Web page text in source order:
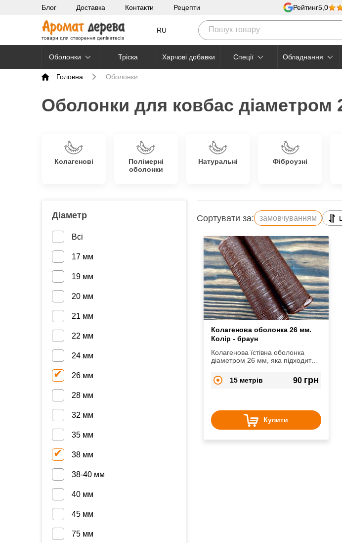
Блог Доставка Контакти Рецепти Рейтинг5,0
RU
Оболонки Тріска Харчові добавки Cпеції Обладнання
Головна Оболонки
Оболонки для ковбас
Колагенові
Полімерні
оболонки
Натуральні Фіброузні
Діаметр
Всі
17 мм
19 мм
20 мм
21 мм
22 мм
24 мм
26 мм
28 мм
32 мм
35 мм
38 мм
38-40 мм
40 мм
45 мм
75 мм
Сортувати за: замовчуванням
Колагенова оболонка 26 мм.
Колір - браун
Колагенова їстівна оболонка
діаметром 26 мм, яка підходить
сосисок, варено-копчених
ковбасок.
15 метрів 90 грн
Купити